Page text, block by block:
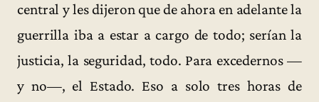
central y les dijeron que de ahora en adelante la
guerrilla iba a estar a cargo de todo; serían la
justicia, la seguridad, todo. Para excedernos —
y no—, el Estado. Eso a solo tres horas de